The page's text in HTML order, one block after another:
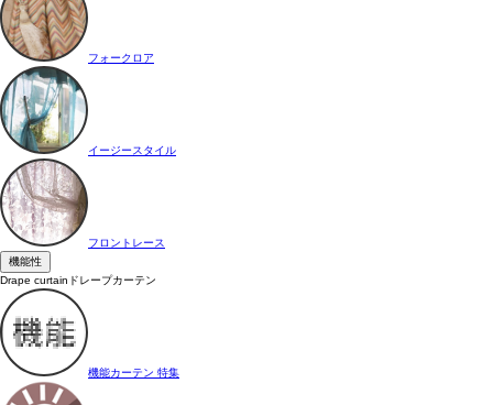
フォークロア
イージースタイル
フロントレース
機能性
Drape curtain ドレープカーテン
機能カーテン 特集